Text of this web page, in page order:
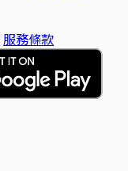
服務條款